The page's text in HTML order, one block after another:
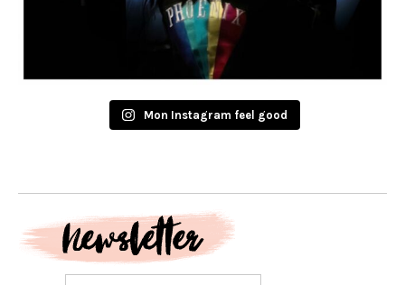
Mon Instagram feel good